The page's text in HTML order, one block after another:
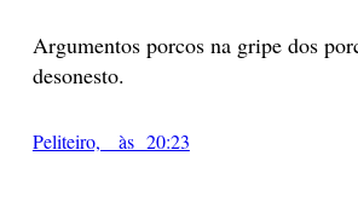
Argumentos porcos na gripe dos
desonesto.
Peliteiro, às 20:23